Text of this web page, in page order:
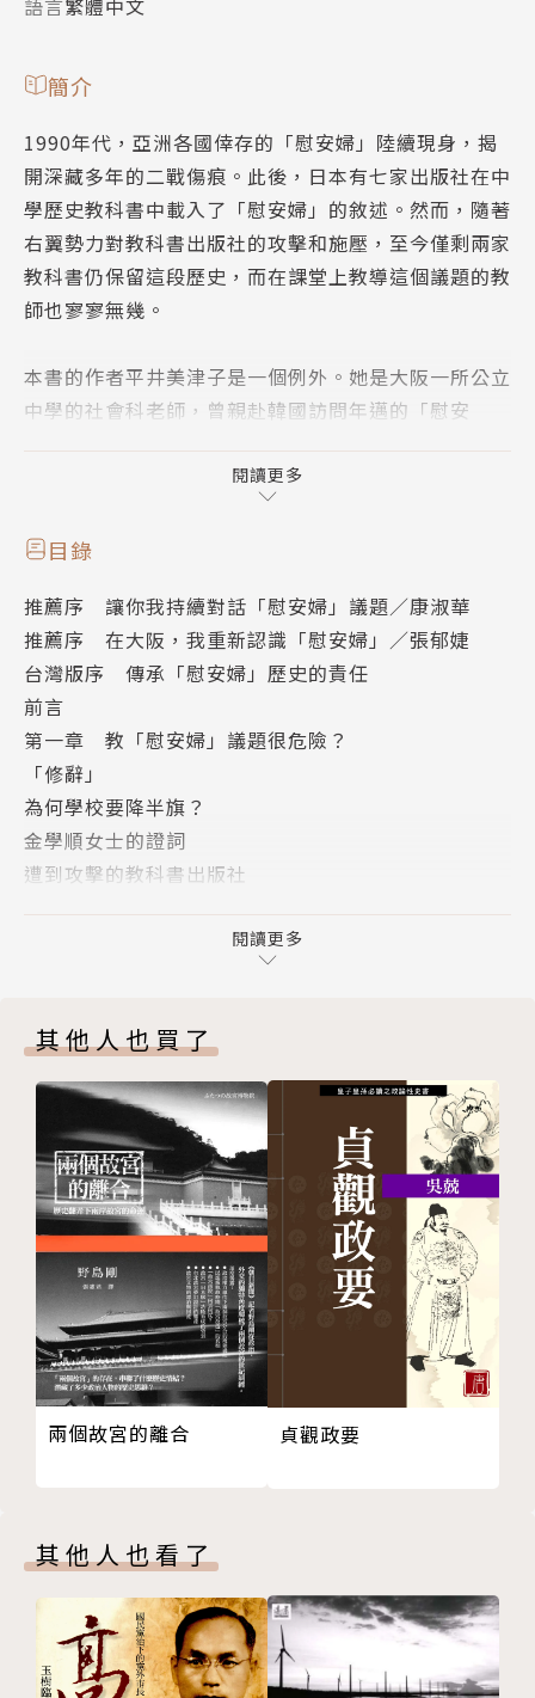
語言繁體中文
簡介
1990年代，亞洲各國倖存的「慰安婦」陸續現身，揭
開深藏多年的二戰傷痕。此後，日本有七家出版社在中
學歷史教科書中載入了「慰安婦」的敘述。然而，隨著
右翼勢力對教科書出版社的攻擊和施壓，至今僅剩兩家
教科書仍保留這段歷史，而在課堂上教導這個議題的教
師也寥寥無幾。
本書的作者平井美津子是一個例外。她是大阪一所公立
中學的社會科老師，曾親赴韓國訪問年邁的「慰安
將這些歷史化為教材，與學生共同思索戰爭的真相與記
憶的責任。二十多年來，她挺住右翼政客的抹黑與校方
要求「不准教」的壓力，持續地教授「慰安婦」議題。
當台灣的「慰安婦」已全數離世，如何讓下一代理解戰
爭與性暴力的關聯？如何讓加害與受害的歷史不再沉
默？如何喚起學生對歷史議題的興趣，鼓勵他們自主思
考和辯證？本書作者以懇切反思的筆調，豐富扎實的課
堂經驗，寫下自己與學生教學相長的心路歷程，提供給
所有關注「慰安婦」議題的人們，一份寶貴的實踐紀
錄。
每年8月14日是「國際『慰安婦』紀念日」，今年8月1
專文導讀│
康淑華｜臺北大學社會工作學系助理教授
張郁婕｜《轉角國際》專欄作家
本書特色│
★本書是作者20多年來在課堂上講授「慰安婦」議題
的紀錄，既有教學實戰的面向，也描寫了教師的自我成
長與師生互動情誼，是絕佳的歷史、公民教育讀本。
★作者從自身教學受到外界施壓的經驗出發，深入淺出
談論「慰安婦」、日本教科書爭議、日韓協議、沖繩戰
等議題，帶讀者一探二戰歷史問題在日本的激烈角力。
國際肯定。
★附有「河野談話」、「村山談話」等重要官方談話全
文，以及「日軍性暴力受害者訴訟」、「日軍慰安所地
圖」等珍貴資料。
閱讀更多
目錄
推薦序 讓你我持續對話「慰安婦」議題／康淑華
推薦序 在大阪，我重新認識「慰安婦」／張郁婕
台灣版序 傳承「慰安婦」歷史的責任
前言
第一章 教「慰安婦」議題很危險？
「修辭」
為何學校要降半旗？
金學順女士的證詞
遭到攻擊的教科書出版社
在「戰後五十年」的氛圍下
只要軍隊存在，性暴力就不會消失
課程造成親子爭吵！？
「聽到『從軍慰安婦』這個說法讓我很悲傷」
第三章 與「沖繩」相遇的孩子們
「妳要加油才行」
從教科書裡消失的「慰安婦」
想繼承她們行動的勇氣
修學旅行改變了孩子們
傳述沖繩戰的責任
「我在收集連署喔！」
請聽聽我們的聲音
第四章 與阿嬤的約定
在特會來了！
「妳因為教學生我們的事而遇到麻煩嗎？」
「『慰安婦』的課上了嗎？」
「老師，我們還沒要上『慰安婦』的課嗎？」
即使是在戰爭中，有些事還是不可原諒
第六章 真正的「和解」是什麼？──國中生開始思考
對突如其來的日韓協議感到詫異
閱讀更多
其他人也買了
兩個故宮的離合 貞觀政要
其他人也看了